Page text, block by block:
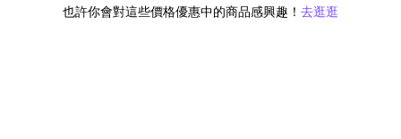
也許你會對這些價格優惠中的商品感興趣！ 去逛逛